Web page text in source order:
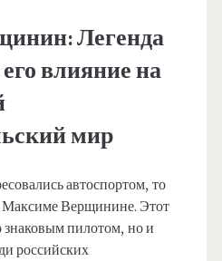
Легенда
влияние на
мир
автоспортом, то
Максиме Верщинине. Этот
знаковым пилотом, но и
российских